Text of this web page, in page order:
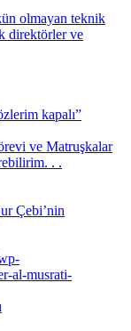
kapalı”
. .
Çebi’nin